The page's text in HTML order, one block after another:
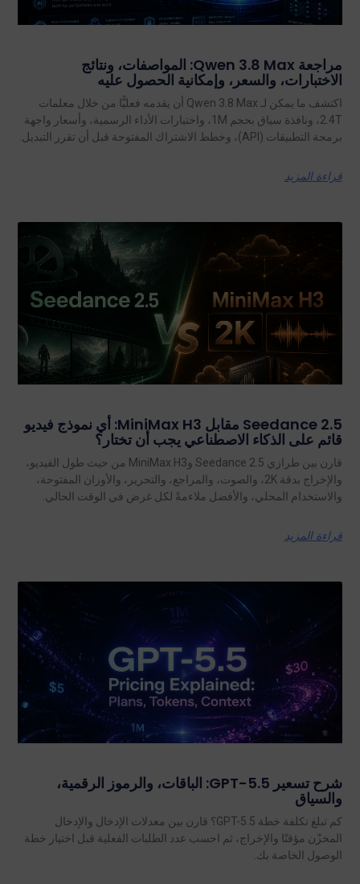
مراجعة Qwen 3.8 Max: المواصفات، ونتائج
الاختبارات، والسعر، وإمكانية الحصول عليه
اكتشف ما يمكن لـ Qwen 3.8 Max أن يقدمه فعليًّا من خلال معلمات
2.4T، ونافذة سياق بحجم 1M، واختبارات الأداء الرسمية، وأسعار واجهة
برمجة التطبيقات (API)، وخطط الاشتراك المفتوحة قبل أن تقرر التبديل.
قراءة المزيد
Seedance 2.5 مقابل MiniMax H3: أي نموذج فيديو
قائم على الذكاء الاصطناعي يجب أن تختار؟
قارن بين طرازي Seedance 2.5 وMiniMax H3 من حيث طول الفيديو،
والإخراج بدقة 2K، والصوت، والمراجع، والتحرير، والأوزان المفتوحة،
والاستخدام المحلي، والأفضل ملاءمةً لكل غرض في الوقت الحالي.
قراءة المزيد
شرح تسعير GPT-5.5: الباقات، والرموز الرقمية،
والسياق
كم تبلغ تكلفة خطة GPT-5.5؟ قارن بين معدلات الإدخال والإدخال
المخزّن مؤقتًا والإخراج، ثم احسب عدد الطلبات الفعلية قبل اختيار خطة
الوصول الخاصة بك.